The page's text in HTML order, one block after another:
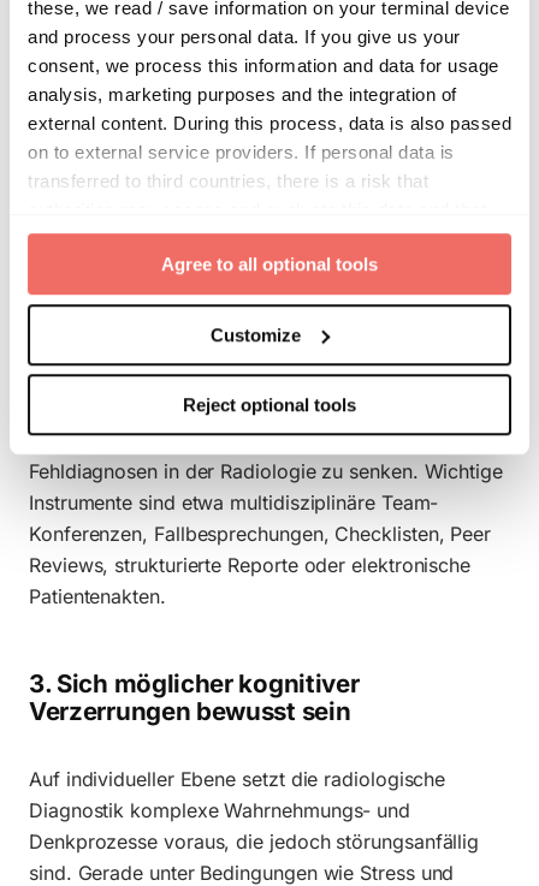
these, we read / save information on your terminal device
and process your personal data. If you give us your
consent, we process this information and data for usage
analysis, marketing purposes and the integration of
external content. During this process, data is also passed
on to external service providers. If personal data is
transferred to third countries, there is a risk that
your data subject rights cannot be enforced. By clicking
Agree to all optional tools", you give your express
consent to the storage of information in the terminal
device and to the processing of your personal data.
This consent also includes the transfer to third countries.
Your consent can be revoked at any time with effect for
the future. Further details can be found in ourCookie
Policyand ourPrivacy Policy.
Agree to all optional tools
Customize
Reject optional tools
Lösungen erarbeiten.
2. Kommunikationsprozesse optimieren
Radiologische Einrichtungen sind meist komplexe
Kommunikationsprobleme. Diese können zur Folge
haben, dass wichtige Informationen versickern,
Diagnosen verspätet gestellt werden oder
zuweisende Stellen und PatientInnen keine klaren
Informationen erhalten. Eine Standardisierung und
Optimierung von Kommunikationsprozessen trägt
daher wesentlich dazu bei, die Quoten von
Fehldiagnosen in der Radiologie zu senken. Wichtige
Instrumente sind etwa multidisziplinäre Team-
Konferenzen, Fallbesprechungen, Checklisten, Peer
Reviews, strukturierte Reporte oder elektronische
Patientenakten.
3. Sich möglicher kognitiver
Verzerrungen bewusst sein
Auf individueller Ebene setzt die radiologische
Diagnostik komplexe Wahrnehmungs- und
Denkprozesse voraus, die jedoch störungsanfällig
sind. Gerade unter Bedingungen wie Stress und